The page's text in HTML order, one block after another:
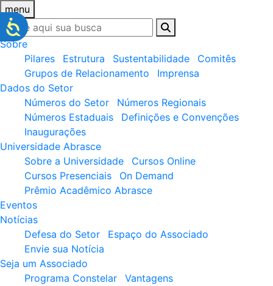
menu
Sobre
Pilares
Estrutura Sustentabilidade
Comitês
Grupos de Relacionamento
Imprensa
Dados do Setor
Números do Setor
Números Regionais
Números Estaduais
Definições e Convenções
Inaugurações
Universidade Abrasce
Sobre a Universidade
Cursos Online
Cursos Presenciais
On Demand
Prêmio Acadêmico Abrasce
Eventos
Notícias
Defesa do Setor
Espaço do Associado
Envie sua Notícia
Seja um Associado
Programa Constelar
Vantagens